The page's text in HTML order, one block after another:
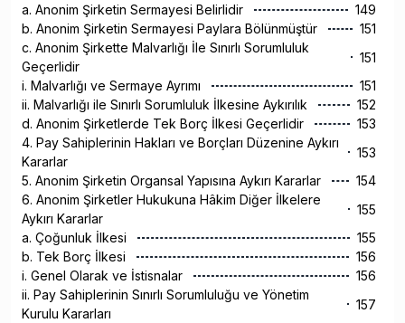
a. Anonim Şirketin Sermayesi Belirlidir
149
b. Anonim Şirketin Sermayesi Paylara Bölünmüştür
151
c. Anonim Şirkette Malvarlığı İle Sınırlı Sorumluluk
Geçerlidir
151
i. Malvarlığı ve Sermaye Ayrımı
151
ii. Malvarlığı ile Sınırlı Sorumluluk İlkesine Aykırılık
152
d. Anonim Şirketlerde Tek Borç İlkesi Geçerlidir
153
4. Pay Sahiplerinin Hakları ve Borçları Düzenine Aykırı
Kararlar
153
5. Anonim Şirketin Organsal Yapısına Aykırı Kararlar
154
6. Anonim Şirketler Hukukuna Hâkim Diğer İlkelere
Aykırı Kararlar
155
a. Çoğunluk İlkesi
155
b. Tek Borç İlkesi
156
i. Genel Olarak ve İstisnalar
156
ii. Pay Sahiplerinin Sınırlı Sorumluluğu ve Yönetim
Kurulu Kararları
157